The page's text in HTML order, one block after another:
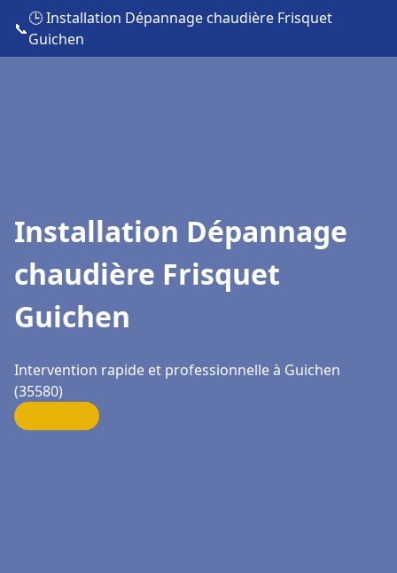
📞
🕒 Installation Dépannage chaudière Frisquet
Guichen
Installation Dépannage
chaudière Frisquet
Guichen
Intervention rapide et professionnelle à Guichen
(35580)